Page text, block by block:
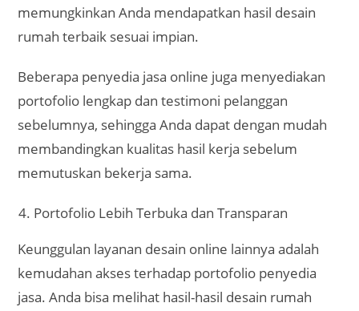
memungkinkan Anda mendapatkan hasil desain
rumah terbaik sesuai impian.
Beberapa penyedia jasa online juga menyediakan
portofolio lengkap dan testimoni pelanggan
sebelumnya, sehingga Anda dapat dengan mudah
membandingkan kualitas hasil kerja sebelum
memutuskan bekerja sama.
Portofolio Lebih Terbuka dan Transparan
Keunggulan layanan desain online lainnya adalah
kemudahan akses terhadap portofolio penyedia
jasa. Anda bisa melihat hasil-hasil desain rumah